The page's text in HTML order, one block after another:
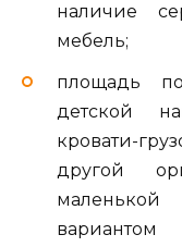
наличие
мебель;
площадь
детской
кровати-
другой